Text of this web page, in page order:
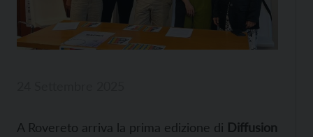
A Rovereto arriva la prima edizione di Diffusion